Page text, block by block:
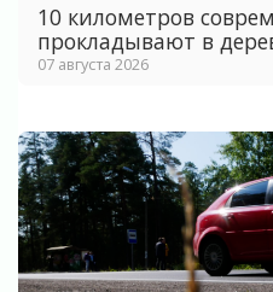
10 километров
прокладывают в
07 августа 2026